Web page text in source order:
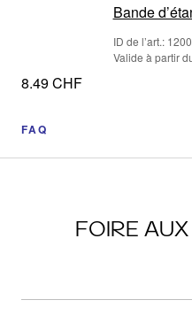
Bande
ID de l’art.:
Valide à partir
8.49 CHF
FAQ
FOIRE